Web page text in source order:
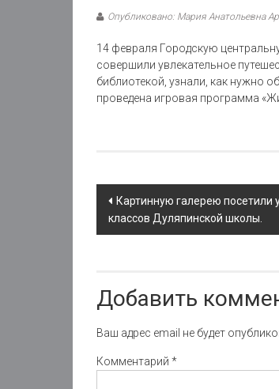
Опубликовано: Мария Анатольевна
14 февраля Городскую
совершили увлекательное
библиотекой, узнали, как нужно
проведена игровая программа
Post
navigation
Картинную галерею посетили
классов Дуляпинской школы.
Добавить
Ваш адрес email не будет
Комментарий *